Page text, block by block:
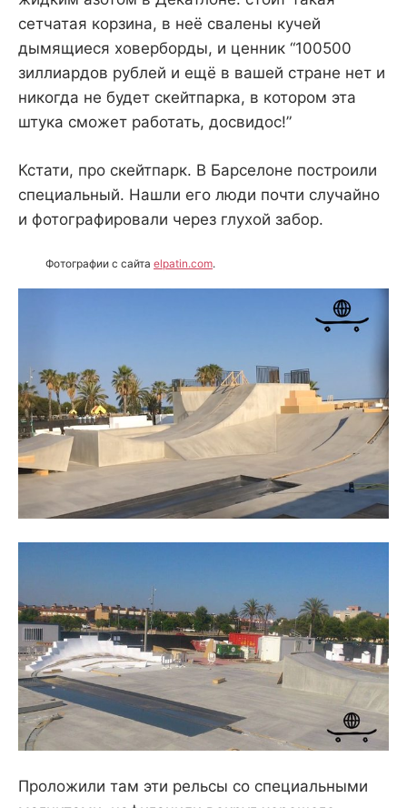
сетчатая корзина, в неё свалены кучей
дымящиеся ховерборды, и ценник “100500
зиллиардов рублей и ещё в вашей стране нет и
никогда не будет скейтпарка, в котором эта
штука сможет работать, досвидос!”
Кстати, про скейтпарк. В Барселоне построили
специальный. Нашли его люди почти случайно
и фотографировали через глухой забор.
Фотографии с сайта elpatin.com.
Проложили там эти рельсы со специальными